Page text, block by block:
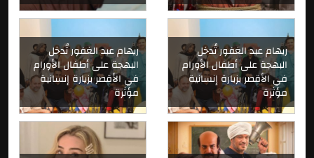
ريهام عبد الغفور تُدخل
البهجة على أطفال الأورام
في الأقصر بزيارة إنسانية
مؤثرة
ريهام عبد الغفور تُدخل
البهجة على أطفال الأورام
في الأقصر بزيارة إنسانية
مؤثرة